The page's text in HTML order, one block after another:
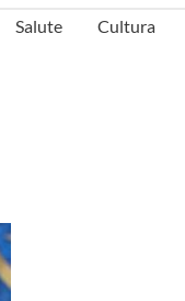
Salute Cultura